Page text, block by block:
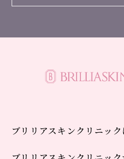
ブリリアスキンクリニッ